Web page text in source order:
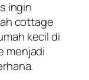
ingin
cottage
kecil di
menjadi